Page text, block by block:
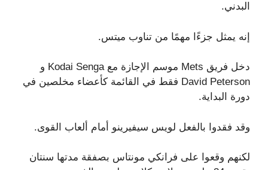
البدني.
إنه يمثل جزءًا مهمًا من تناوب ميتس.
دخل فريق Mets موسم الإجازة مع Kodai Senga و
David Peterson فقط في القائمة كأعضاء مخلصين في
دورة البداية.
وقد فقدوا بالفعل لويس سيفيرينو أمام ألعاب القوى.
لكنهم وقعوا على فرانكي مونتاس بصفقة مدتها سنتان